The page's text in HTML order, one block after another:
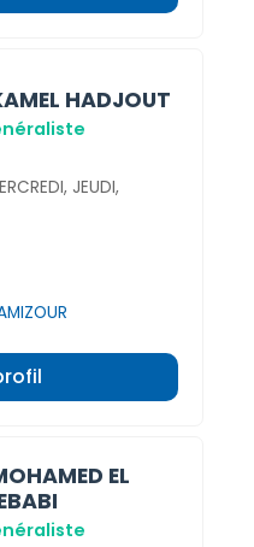
HADJOUT
JEUDI,
EL